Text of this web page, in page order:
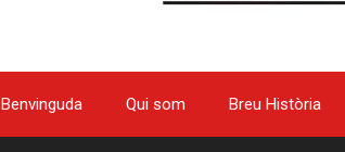
Benvinguda Qui som Breu Història